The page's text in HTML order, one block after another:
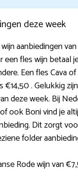
deze week
aanbiedingen
een fles wijn betaal
Een fles Cava
€14,50 . Gelukkig
deze week. Bij
ook Boni vind je
Dit zorgt
folder
Rode wijn van